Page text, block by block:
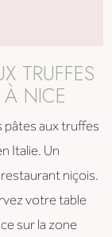
TRUFFES
À NICE
pâtes aux truffes
Italie. Un
niçois.
votre table
sur la zone